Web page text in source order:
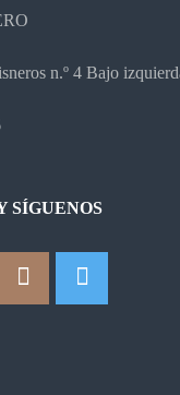
n.º 4 Bajo
SÍGUENOS